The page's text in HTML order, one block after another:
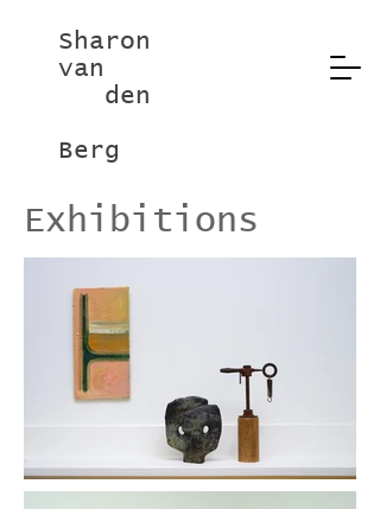
Sharon
van
den
Berg
Exhibitions